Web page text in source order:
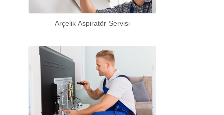
Arçelik Aspiratör Servisi